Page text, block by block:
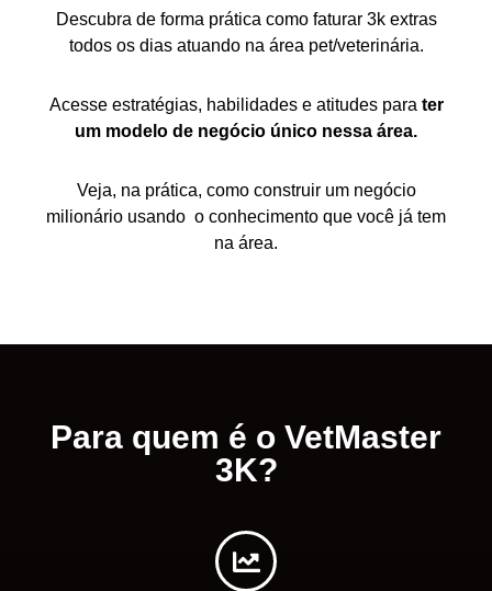
Descubra de forma prática como faturar 3k extras
todos os dias atuando na área pet/veterinária.
Acesse estratégias, habilidades e atitudes para ter
um modelo de negócio único nessa área.
Veja, na prática, como construir um negócio
milionário usando o conhecimento que você já tem
na área.
Para quem é o VetMaster
3K?